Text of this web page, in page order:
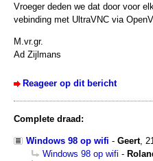
Vroeger deden we dat door voor
vebinding met UltraVNC via
M.vr.gr.
Ad Zijlmans
Reageer op dit bericht
Complete draad:
Windows 98 op wifi - Geert,
Windows 98 op wifi -